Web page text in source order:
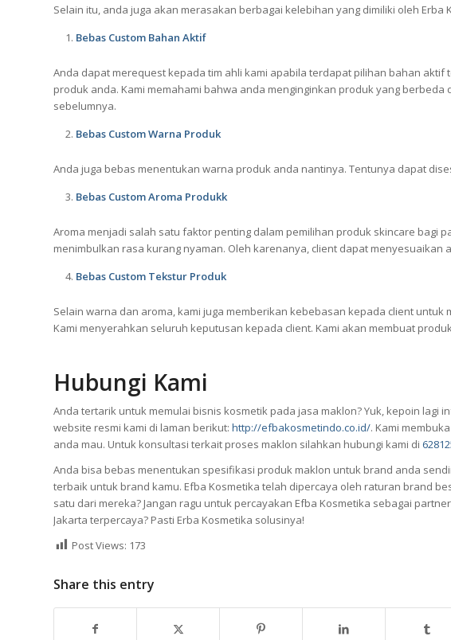
Selain itu, anda juga akan merasakan berbagai kelebihan yang dimiliki oleh Erba
Bebas Custom Bahan Aktif
Anda dapat merequest kepada tim ahli kami apabila terdapat pilihan bahan
produk anda. Kami memahami bahwa anda menginginkan produk yang
sebelumnya.
Bebas Custom Warna Produk
Anda juga bebas menentukan warna produk anda nantinya. Tentunya dapat
Bebas Custom Aroma Produkk
Aroma menjadi salah satu faktor penting dalam pemilihan produk skincare bagi
menimbulkan rasa kurang nyaman. Oleh karenanya, client dapat menyesuaikan
Bebas Custom Tekstur Produk
Selain warna dan aroma, kami juga memberikan kebebasan kepada client
Kami menyerahkan seluruh keputusan kepada client. Kami akan membuat
Hubungi Kami
Anda tertarik untuk memulai bisnis kosmetik pada jasa maklon? Yuk, kepoin lagi
website resmi kami di laman berikut: http://efbakosmetindo.co.id/. Kami
anda mau. Untuk konsultasi terkait proses maklon silahkan hubungi kami di
Anda bisa bebas menentukan spesifikasi produk maklon untuk brand anda
terbaik untuk brand kamu. Efba Kosmetika telah dipercaya oleh raturan brand
satu dari mereka? Jangan ragu untuk percayakan Efba Kosmetika sebagai
Jakarta terpercaya? Pasti Erba Kosmetika solusinya!
Post Views: 173
Share this entry